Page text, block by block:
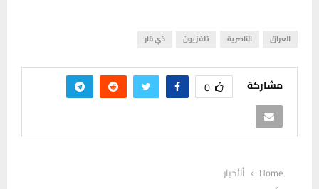
العراق الناصرية تلفزيون ذي قار
مشاركة 0
Home
ألأخبار